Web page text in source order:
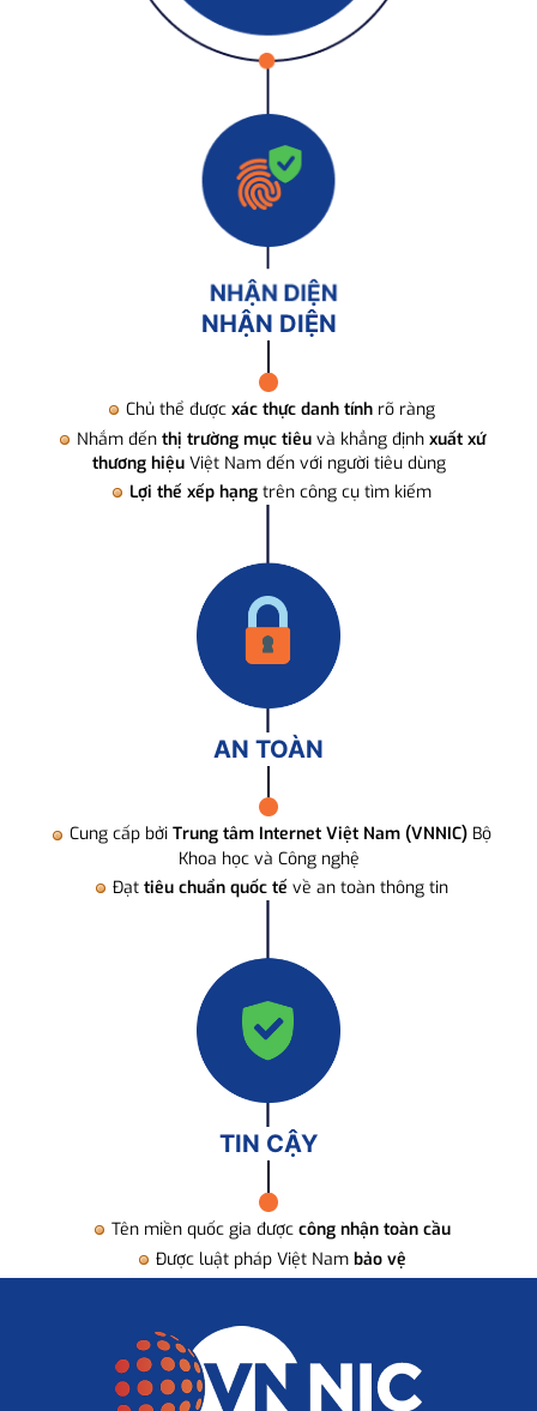
NHẬN DIỆN
Chủ thể được xác thực danh tính rõ ràng
Nhắm đến thị trường mục tiêuvà khẳng định xuất xứ
thương hiệuViệt Nam đến với người tiêu dùng
Lợi thế xếp hạng trên công cụ tìm kiếm
AN TOÀN
Cung cấp bởi Trung tâm Internet Việt Nam (VNNIC) Bộ
Khoa học và Công nghệ
Đạt tiêu chuẩn quốc tế về an toàn thông tin
TIN CẬY
Tên miền quốc gia được công nhận toàn cầu
Được luật pháp Việt Nam bảo vệ